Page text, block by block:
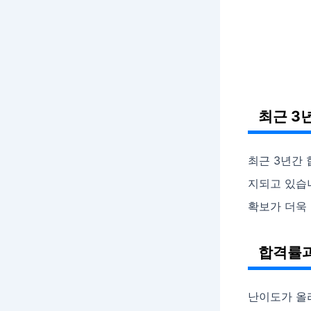
최근 3
최근 3년간
지되고 있
확보가 더욱
합격률
난이도가